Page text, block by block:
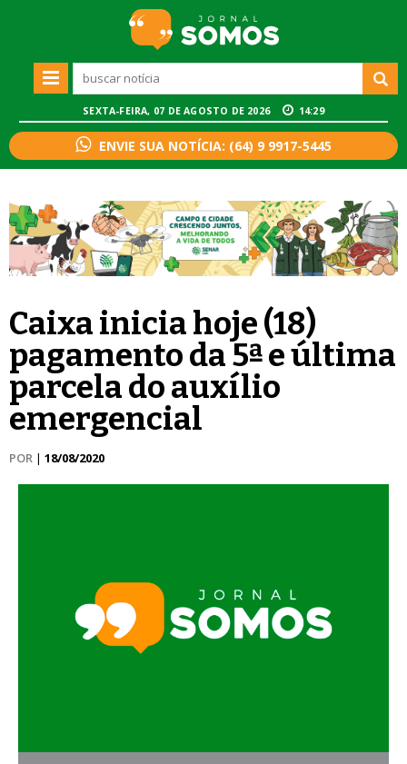
SEXTA-FEIRA, 07 DE AGOSTO DE 2026 14:29
ENVIE SUA NOTÍCIA: (64) 9 9917-5445
Caixa inicia hoje (18)
pagamento da 5ª e última
parcela do auxílio
emergencial
POR | 18/08/2020